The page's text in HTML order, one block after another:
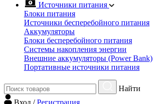
Источники питания
Блоки питания
Источники бесперебойного питания
Аккумуляторы
Блоки бесперебойного питания
Системы накопления энергии
Внешние аккумуляторы (Power Bank)
Портативные источники питания
Найти
Вход /Регистрация